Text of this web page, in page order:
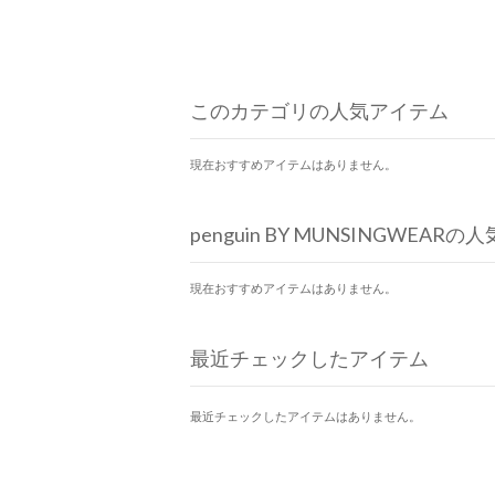
このカテゴリの人気アイテム
現在おすすめアイテムはありません。
penguin BY MUNSINGWEARの人
現在おすすめアイテムはありません。
最近チェックしたアイテム
最近チェックしたアイテムはありません。